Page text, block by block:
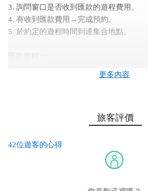
3. 詢問窗口是否收到匯款的遊程費用。
4. 有收到匯款費用→完成預約。
5. 於約定的遊程時間到達集合地點。
2. 里德社區內部因故取消→全額退費
3. 遊客自行取消→(1)遊程2天前扣除手續
前退一半；(3)當天取消不退費。
更多內容
旅客評價
42位遊客的心得